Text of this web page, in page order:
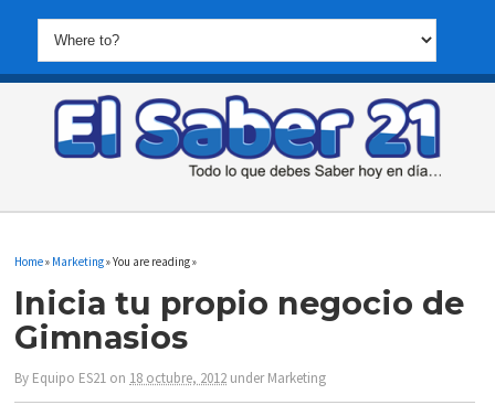
Home» Marketing» You are reading »
Inicia tu propio negocio de
Gimnasios
By Equipo ES21 on 18 octubre, 2012 underMarketing